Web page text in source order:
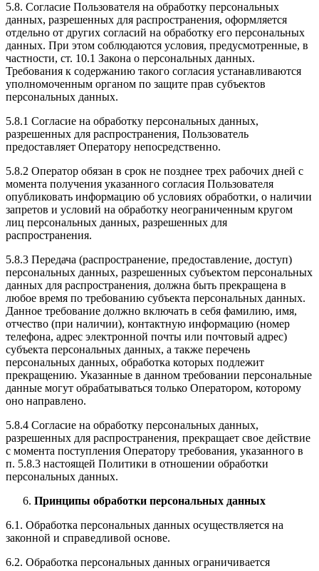
5.8. Согласие Пользователя на обработку персональных
данных, разрешенных для распространения, оформляется
отдельно от других согласий на обработку его персональных
данных. При этом соблюдаются условия, предусмотренные, в
частности, ст. 10.1 Закона о персональных данных.
Требования к содержанию такого согласия устанавливаются
уполномоченным органом по защите прав субъектов
персональных данных.
5.8.1 Согласие на обработку персональных данных,
разрешенных для распространения, Пользователь
предоставляет Оператору непосредственно.
5.8.2 Оператор обязан в срок не позднее трех рабочих дней с
момента получения указанного согласия Пользователя
опубликовать информацию об условиях обработки, о наличии
запретов и условий на обработку неограниченным кругом
лиц персональных данных, разрешенных для
распространения.
5.8.3 Передача (распространение, предоставление, доступ)
персональных данных, разрешенных субъектом персональных
данных для распространения, должна быть прекращена в
любое время по требованию субъекта персональных данных.
Данное требование должно включать в себя фамилию, имя,
отчество (при наличии), контактную информацию (номер
телефона, адрес электронной почты или почтовый адрес)
субъекта персональных данных, а также перечень
персональных данных, обработка которых подлежит
прекращению. Указанные в данном требовании персональные
данные могут обрабатываться только Оператором, которому
оно направлено.
5.8.4 Согласие на обработку персональных данных,
разрешенных для распространения, прекращает свое действие
с момента поступления Оператору требования, указанного в
п. 5.8.3 настоящей Политики в отношении обработки
персональных данных.
Принципы обработки персональных данных
6.1. Обработка персональных данных осуществляется на
законной и справедливой основе.
6.2. Обработка персональных данных ограничивается